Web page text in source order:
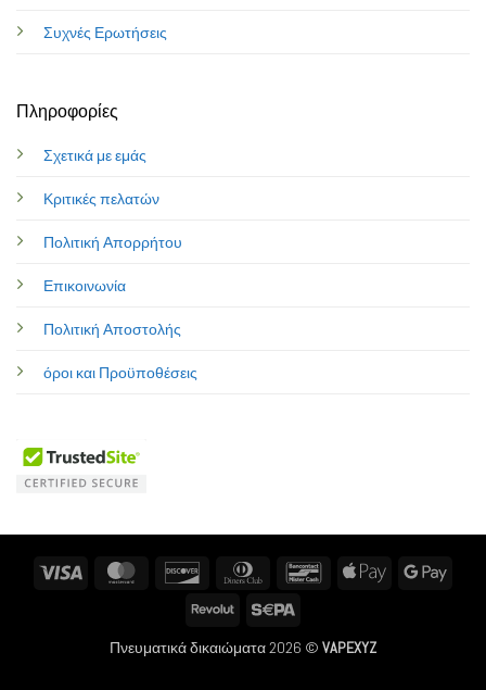
Συχνές Ερωτήσεις
Πληροφορίες
Σχετικά με εμάς
Κριτικές πελατών
Πολιτική Απορρήτου
Επικοινωνία
Πολιτική Αποστολής
όροι και Προϋποθέσεις
Visa MasterCard Discover
Dinners
BancontactApple
Revolut
Πνευματικά δικαιώματα 2026 © VAPEXYZ